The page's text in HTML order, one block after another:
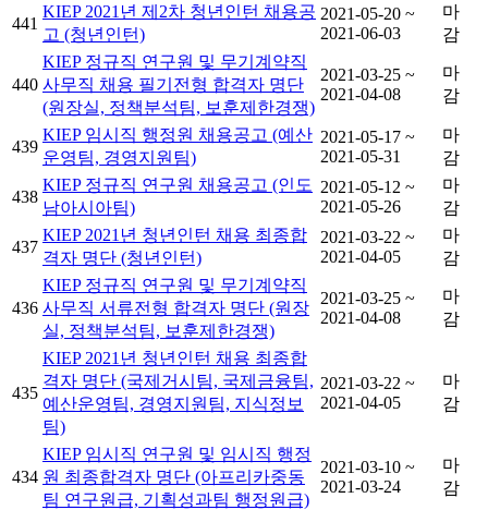
441
KIEP 2021년 제2차 청년인턴 채용공
고 (청년인턴)
2021-05-20 ~
2021-06-03
마
감
440
KIEP 정규직 연구원 및 무기계약직
사무직 채용 필기전형 합격자 명단
(원장실, 정책분석팀, 보훈제한경쟁)
2021-03-25 ~
2021-04-08
마
감
439
KIEP 임시직 행정원 채용공고 (예산
운영팀, 경영지원팀)
2021-05-17 ~
2021-05-31
마
감
438
KIEP 정규직 연구원 채용공고 (인도
남아시아팀)
2021-05-12 ~
2021-05-26
마
감
437
KIEP 2021년 청년인턴 채용 최종합
격자 명단 (청년인턴)
2021-03-22 ~
2021-04-05
마
감
436
KIEP 정규직 연구원 및 무기계약직
사무직 서류전형 합격자 명단 (원장
실, 정책분석팀, 보훈제한경쟁)
2021-03-25 ~
2021-04-08
마
감
435
KIEP 2021년 청년인턴 채용 최종합
격자 명단 (국제거시팀, 국제금융팀,
예산운영팀, 경영지원팀, 지식정보
팀)
2021-03-22 ~
2021-04-05
마
감
434
KIEP 임시직 연구원 및 임시직 행정
원 최종합격자 명단 (아프리카중동
팀 연구원급, 기획성과팀 행정원급)
2021-03-10 ~
2021-03-24
마
감